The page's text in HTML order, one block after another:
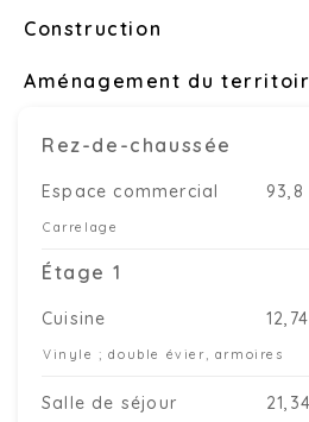
Construction
Aménagement du
Rez-de-chaussée
Espace commercial 93,8
Carrelage
Étage 1
Cuisine
Vinyle ; double évier, armoires
Salle de séjour